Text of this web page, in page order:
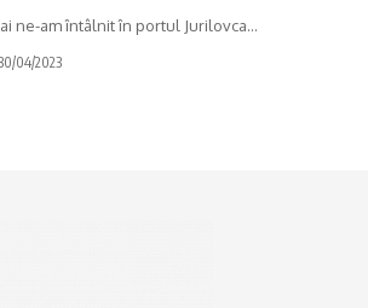
ne-am întâlnit în portul Jurilovca…
04/2023